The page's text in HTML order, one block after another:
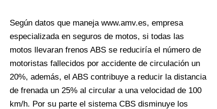
Según datos que maneja www.amv.es, empresa
especializada en seguros de motos, si todas las
motos llevaran frenos ABS se reduciría el número de
motoristas fallecidos por accidente de circulación un
20%, además, el ABS contribuye a reducir la distancia
de frenada un 25% al circular a una velocidad de 100
km/h. Por su parte el sistema CBS disminuye los